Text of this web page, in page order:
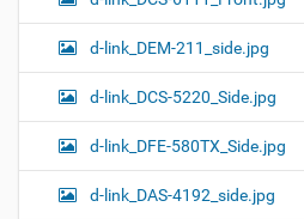
d-link_DEM-211_side.jpg
d-link_DCS-5220_Side.jpg
d-link_DFE-580TX_Side.jpg
d-link_DAS-4192_side.jpg